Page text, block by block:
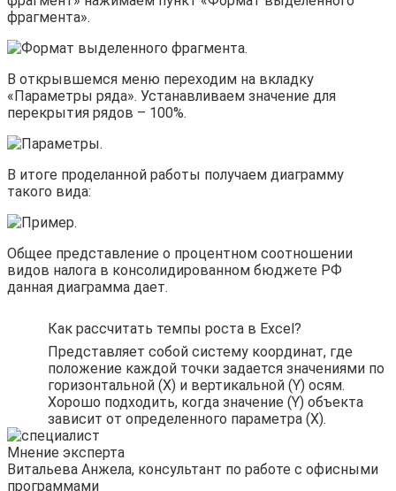
фрагмента».
В открывшемся меню переходим на вкладку
«Параметры ряда». Устанавливаем значение для
перекрытия рядов – 100%.
В итоге проделанной работы получаем диаграмму
такого вида:
Общее представление о процентном соотношении
видов налога в консолидированном бюджете РФ
данная диаграмма дает.
Как рассчитать темпы роста в Excel?
Представляет собой систему координат, где
положение каждой точки задается значениями по
горизонтальной (X) и вертикальной (Y) осям.
Хорошо подходить, когда значение (Y) объекта
зависит от определенного параметра (X).
Мнение эксперта
Витальева Анжела, консультант по работе с офисными
программами